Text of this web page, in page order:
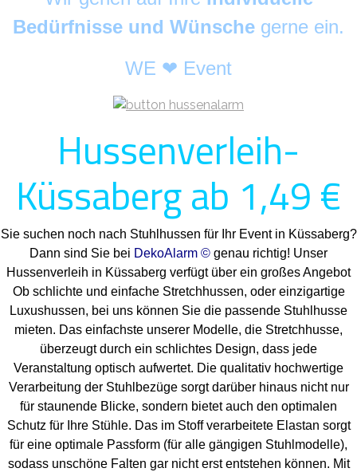
Bedürfnisse und Wünsche gerne ein.
WE ❤ Event
Hussenverleih-
Küssaberg ab 1,49 €
Sie suchen noch nach Stuhlhussen für Ihr Event in Küssaberg?
Dann sind Sie bei DekoAlarm © genau richtig! Unser
Hussenverleih in Küssaberg verfügt über ein großes Angebot
Ob schlichte und einfache Stretchhussen, oder einzigartige
Luxushussen, bei uns können Sie die passende Stuhlhusse
mieten. Das einfachste unserer Modelle, die Stretchhusse,
überzeugt durch ein schlichtes Design, dass jede
Veranstaltung optisch aufwertet. Die qualitativ hochwertige
Verarbeitung der Stuhlbezüge sorgt darüber hinaus nicht nur
für staunende Blicke, sondern bietet auch den optimalen
Schutz für Ihre Stühle. Das im Stoff verarbeitete Elastan sorgt
für eine optimale Passform (für alle gängigen Stuhlmodelle),
sodass unschöne Falten gar nicht erst entstehen können. Mit